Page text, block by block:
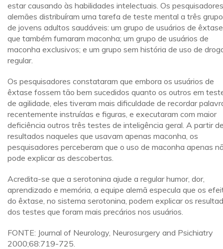
estar causando às habilidades intelectuais. Os pesquisadores
alemães distribuíram uma tarefa de teste mental a três
de jovens adultos saudáveis: um grupo de usuários de êxtase
que também fumaram maconha; um grupo de usuários de
maconha exclusivos; e um grupo sem história de uso de
regular.
Os pesquisadores constataram que embora os usuários de
êxtase fossem tão bem sucedidos quanto os outros em
de agilidade, eles tiveram mais dificuldade de recordar
recentemente instruídas e figuras, e executaram com maior
deficiência outros três testes de inteligência geral. A partir
resultados naqueles que usavam apenas maconha, os
pesquisadores perceberam que o uso de maconha apenas
pode explicar as descobertas.
Acredita-se que a serotonina ajude a regular humor, dor,
aprendizado e memória, a equipe alemã especula que os
do êxtase, no sistema serotonina, podem explicar os
dos testes que foram mais precários nos usuários.
FONTE: Journal of Neurology, Neurosurgery and Psichiatry
2000;68:719-725.